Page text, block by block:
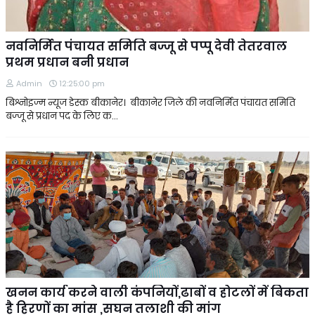
नवनिर्मित पंचायत समिति बज्जू से पप्पू देवी तेतरवाल
प्रथम प्रधान बनी प्रधान
Admin 12:25:00 pm
बिश्नोइज्म न्यूज डेस्क बीकानेर। बीकानेर जिले की नवनिर्मित पंचायत समिति
बज्जू से प्रधान पद के लिए क…
खनन कार्य करने वाली कंपनियों,ढाबों व होटलों में बिकता
है हिरणों का मांस ,सघन तलाशी की मांग